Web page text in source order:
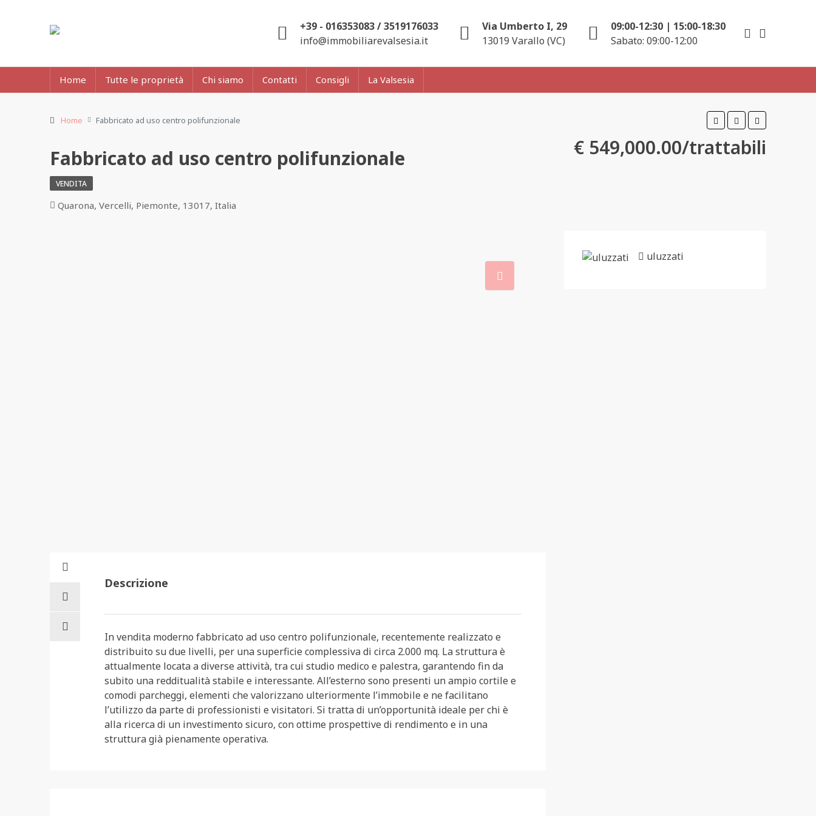
+39 - 016353083 / 3519176033
info@immobiliarevalsesia.it
Via Umberto I, 29
13019 Varallo (VC)
09:00-12:30 | 15:00-18:30
Sabato: 09:00-12:00
Home Tutte le proprietà Chi siamo Contatti Consigli La Valsesia
Home Fabbricato ad uso centro polifunzionale
Fabbricato ad uso centro polifunzionale € 549,000.00/trattabili
VENDITA
Quarona, Vercelli, Piemonte, 13017, Italia
Descrizione
In vendita moderno fabbricato ad uso centro polifunzionale, recentemente realizzato e
distribuito su due livelli, per una superficie complessiva di circa 2.000 mq. La struttura è
attualmente locata a diverse attività, tra cui studio medico e palestra, garantendo fin da
subito una redditualità stabile e interessante. All’esterno sono presenti un ampio cortile e
comodi parcheggi, elementi che valorizzano ulteriormente l’immobile e ne facilitano
l’utilizzo da parte di professionisti e visitatori. Si tratta di un’opportunità ideale per chi è
alla ricerca di un investimento sicuro, con ottime prospettive di rendimento e in una
struttura già pienamente operativa.
uluzzati